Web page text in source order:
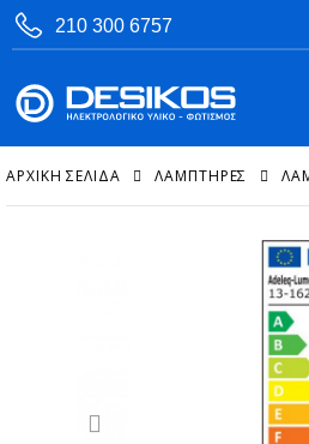
210 300 6757
ΑΡΧΙΚΉ ΣΕΛΊΔΑ ΛΑΜΠΤΗΡΕΣ